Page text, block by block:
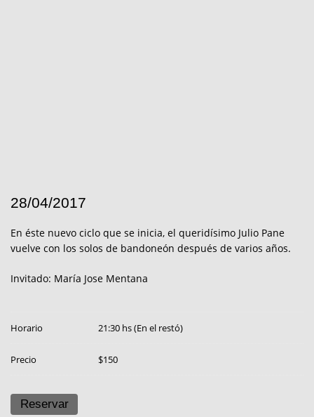
28/04/2017
En éste nuevo ciclo que se inicia, el queridísimo Julio Pane
vuelve con los solos de bandoneón después de varios años.
Invitado: María Jose Mentana
Horario 21:30 hs (En el restó)
Precio $150
Reservar